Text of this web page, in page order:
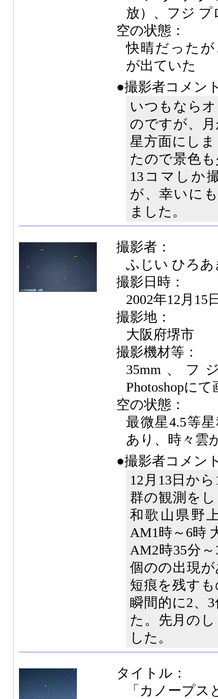
放）、フジ プ
空の状態：
快晴だった
が出ていた
●撮影者コメン
いつもなら
のですが、
星方面にし
たので景色
13コマしか
が、幸いに
ました。
撮影者：
ふじい ひろあ
撮影日時：
2002年12月15
撮影地：
大阪府堺市
撮影機材等：
35mm、フ
Photoshopに
空の状態：
最微星4.5等
あり、時々雲
●撮影者コメン
12月13日か
群の観測を
和歌山県野
AM1時～6時
AM2時35分
個のの出現
短痕を残す
瞬間的に2、
た。先月の
した。
タイトル：
「カノープ